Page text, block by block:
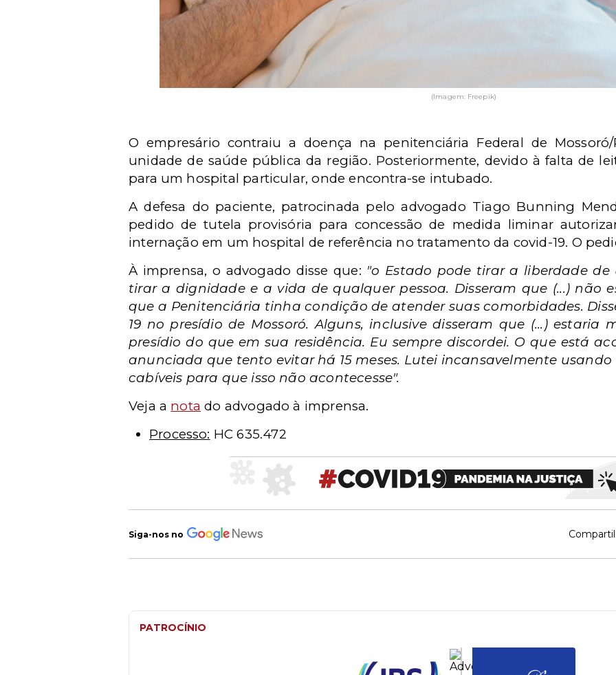
(Imagem: Freepik)
O empresário contraiu a doença na penitenciária Federal de
unidade de saúde pública da região. Posteriormente, devido à falta de
para um hospital particular, onde encontra-se intubado.
A defesa do paciente, patrocinada pelo advogado Tiago Bunning
pedido de tutela provisória para concessão de medida liminar
internação em um hospital de referência no tratamento da covid-19. O
À imprensa, o advogado disse que: "o Estado pode tirar a liberdade
tirar a dignidade e a vida de qualquer pessoa. Disseram que (...) não
que a Penitenciária tinha condição de atender suas comorbidades.
19 no presídio de Mossoró. Alguns, inclusive disseram que (...) estaria
presídio do que em sua residência. Eu sempre discordei. O que está
anunciada que tento evitar há 15 meses. Lutei incansavelmente
cabíveis para que isso não acontecesse".
Veja a nota do advogado à imprensa.
Processo: HC 635.472
Siga-nos no
PATROCÍNIO